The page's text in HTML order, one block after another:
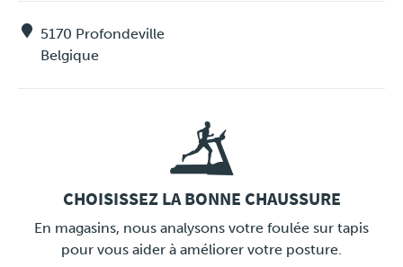
5170 Profondeville
Belgique
CHOISISSEZ LA BONNE CHAUSSURE
En magasins, nous analysons votre foulée sur tapis
pour vous aider à améliorer votre posture.